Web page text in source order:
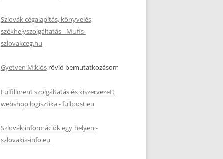
Szlovák cégalapítás, könyvelés,
székhelyszolgáltatás - Mufis-
szlovakceg.hu
Gyetven Miklós rövid bemutatkozásom
Fulfillment szolgáltatás és kiszervezett
webshop logisztika - fullpost.eu
Szlovák információk egy helyen -
szlovakia-info.eu